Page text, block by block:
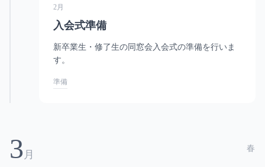
2月
入会式準備
新卒業生・修了生の同窓会入会式の準備を行いま
す。
準備
3 月
春